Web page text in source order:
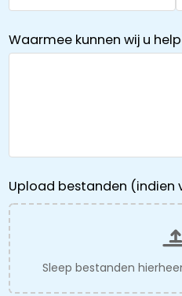
Waarmee kunnen wij u
Upload bestanden (indien
Sleep bestanden